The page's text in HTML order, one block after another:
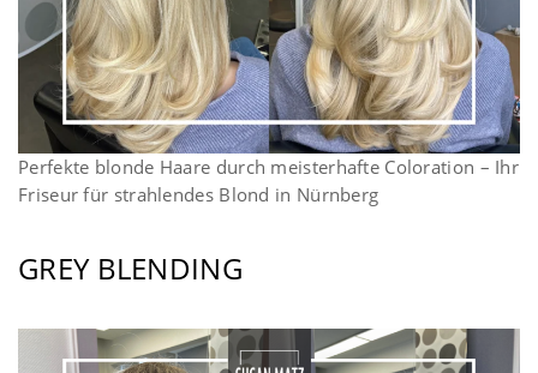
Perfekte blonde Haare durch meisterhafte Coloration – Ihr
Friseur für strahlendes Blond in Nürnberg
GREY BLENDING